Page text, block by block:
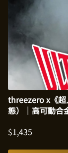
threezero x《超
態）｜高可動合
$1,435